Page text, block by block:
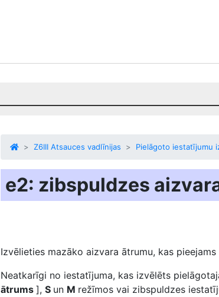
Z6III Atsauces vadlīnijas Pielāgoto iestatījumu
e2: zibspuldzes
Izvēlieties mazāko aizvara ātrumu, kas
Neatkarīgi no iestatījuma, kas izvēlēts
ātrums ], S un M režīmos vai zibspuldzes